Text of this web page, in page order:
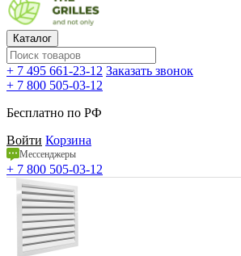
Каталог
+ 7 495 661-23-12 Заказать звонок
+ 7 800 505-03-12
Бесплатно по РФ
Войти Корзина
Мессенджеры
+ 7 800 505-03-12